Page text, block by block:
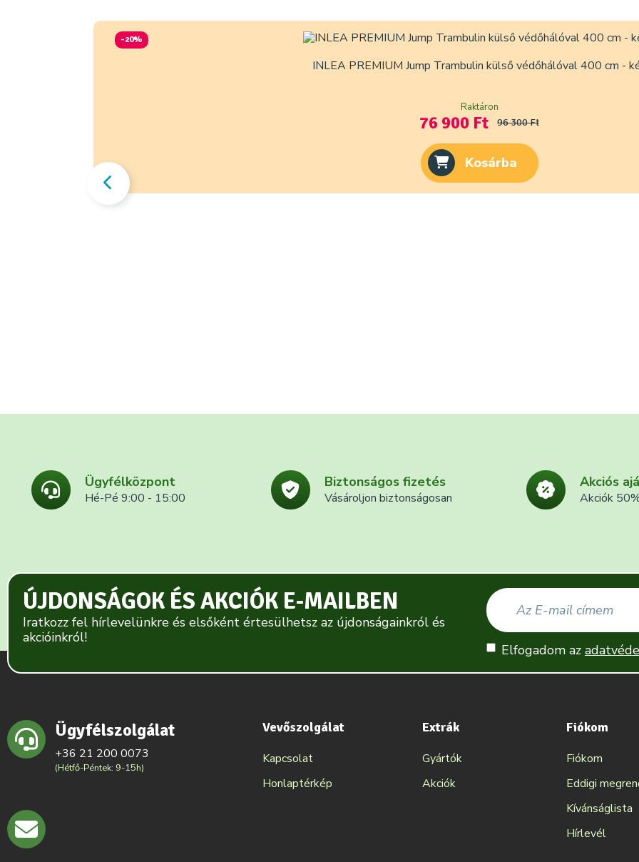
-20%
INLEA PREMIUM Jump Trambulin külső védőhálóval 400 cm -
Raktáron
76 900 Ft 96 300 Ft
Kosárba
Ügyfélközpont
Hé-Pé 9:00 - 15:00
Biztonságos fizetés
Vásároljon biztonságosan
Akciós
Akciók
ÚJDONSÁGOK ÉS AKCIÓK E-MAILBEN
Iratkozz fel hírlevelünkre és elsőként értesülhetsz az újdonságainkról és
akcióinkról!
Elfogadom az
Ügyfélszolgálat
+36 21 200 0073
(Hétfő-Péntek: 9-15h)
Vevőszolgálat
Kapcsolat
Honlaptérkép
Extrák
Gyártók
Akciók
Fiókom
Fiókom
Eddigi
Kívánságlista
Hírlevél